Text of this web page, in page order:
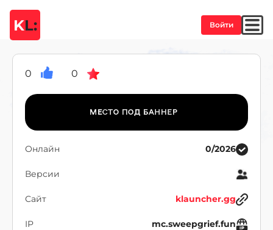
KL: Войти
0 0
Онлайн 0/2026
Версии
Сайт klauncher.gg
IP mc.sweepgrief.fun